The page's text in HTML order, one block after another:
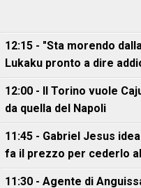
12:15 - "Sta morendo
Lukaku pronto a dire
12:00 - Il Torino vuole
da quella del Napoli
11:45 - Gabriel Jesus
fa il prezzo per cederlo
11:30 - Agente di